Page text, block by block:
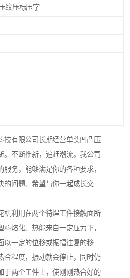
纹压标压字
技有限公司长期经营单头凹凸压
。不断推新，追赶潮流。我公司
服务，能够满足你的各种要求，
的问题。希望与你一起成长交
机利用在两个待焊工件接触面所
料熔化。热能来自一定压力下，
以一定的位移或振幅往复的移
合程度，振动就会停止，同时仍
于两个工件上，使刚刚热合好的